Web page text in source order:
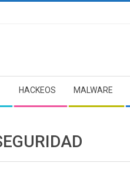
HACKEOS MALWARE